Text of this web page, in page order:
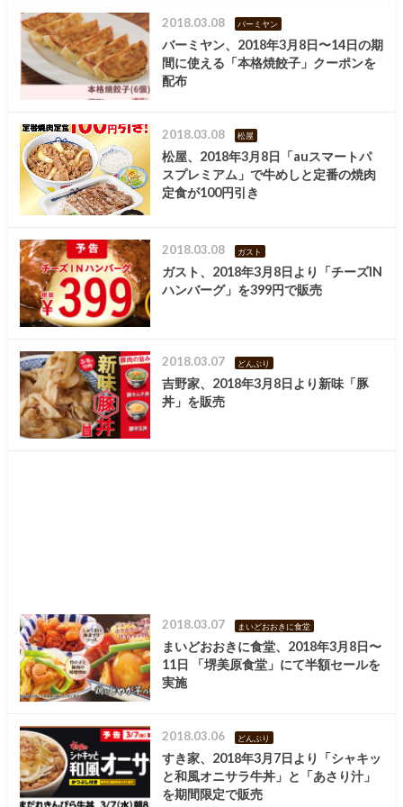
2018.03.08 バーミヤン
バーミヤン、2018年3月8日〜14日の期
間に使える「本格焼餃子」クーポンを
配布
2018.03.08 松屋
松屋、2018年3月8日「auスマートパ
スプレミアム」で牛めしと定番の焼肉
定食が100円引き
2018.03.08 ガスト
ガスト、2018年3月8日より「チーズIN
ハンバーグ」を399円で販売
2018.03.07 どんぶり
吉野家、2018年3月8日より新味「豚
丼」を販売
2018.03.07 まいどおおきに食堂
まいどおおきに食堂、2018年3月8日〜
11日 「堺美原食堂」にて半額セールを
実施
2018.03.06 どんぶり
すき家、2018年3月7日より「シャキッ
と和風オニサラ牛丼」と「あさり汁」
を期間限定で販売